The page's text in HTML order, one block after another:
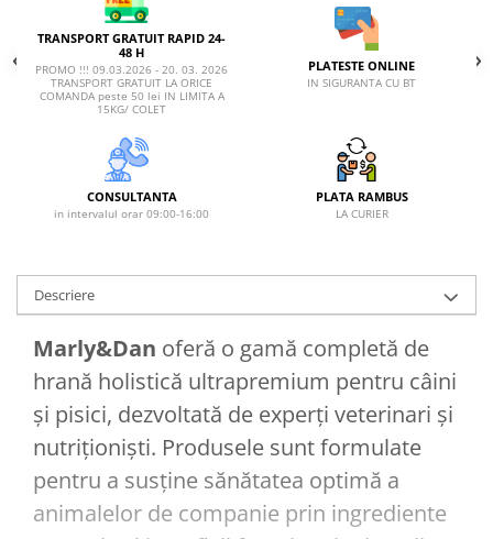
TRANSPORT GRATUIT RAPID 24-
48 H
PROMO !!! 09.03.2026 - 20. 03. 2026
TRANSPORT GRATUIT LA ORICE
COMANDA peste 50 lei IN LIMITA A
15KG/ COLET
PLATESTE ONLINE
IN SIGURANTA CU BT
CONSULTANTA
in intervalul orar 09:00-16:00
PLATA RAMBUS
LA CURIER
Descriere
Marly&Dan oferă o gamă completă de
hrană holistică ultrapremium pentru câini
și pisici, dezvoltată de experți veterinari și
nutriționiști. Produsele sunt formulate
pentru a susține sănătatea optimă a
animalelor de companie prin ingrediente